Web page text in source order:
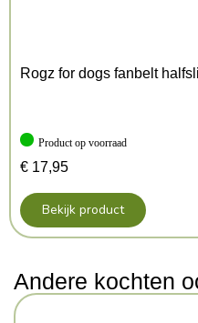
Rogz for dogs fanbelt
Product op voorraad
€ 17,95
Bekijk product
Andere kochten